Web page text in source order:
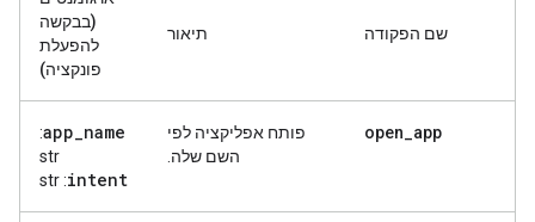
שם הפקודה תיאור
(בבקשה
להפעלת
פונקציה)
open_app
פותח אפליקציה לפי
השם שלה.
app_name
:
str
intent
: str